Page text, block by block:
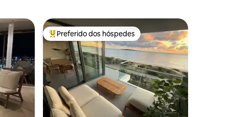
hóspedes Entre os melhores preferidos dos hóspedes
Preferido dos hóspedes